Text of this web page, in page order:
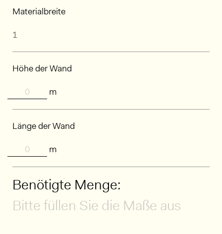
Materialbreite
Höhe der Wand
m
Länge der Wand
m
Benötigte Menge:
Bitte füllen Sie die Maße aus